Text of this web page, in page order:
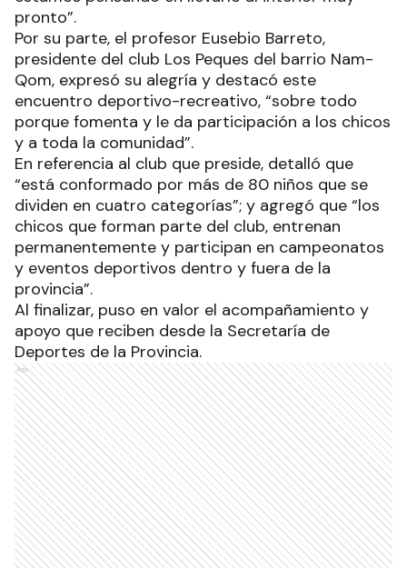
pronto”.
Por su parte, el profesor Eusebio Barreto,
presidente del club Los Peques del barrio Nam-
Qom, expresó su alegría y destacó este
encuentro deportivo-recreativo, “sobre todo
porque fomenta y le da participación a los chicos
y a toda la comunidad”.
En referencia al club que preside, detalló que
“está conformado por más de 80 niños que se
dividen en cuatro categorías”; y agregó que “los
chicos que forman parte del club, entrenan
permanentemente y participan en campeonatos
y eventos deportivos dentro y fuera de la
provincia”.
Al finalizar, puso en valor el acompañamiento y
apoyo que reciben desde la Secretaría de
Deportes de la Provincia.
Ads